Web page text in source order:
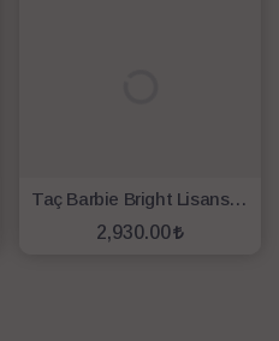
Taç Barbie Bright Lisanslı Tek Kişilik Complete Set
2,930.00